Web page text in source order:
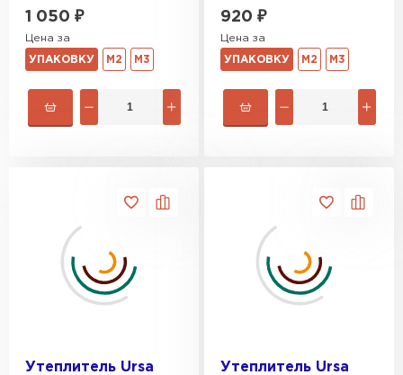
1 050 ₽
Цена за
УПАКОВКУ М2 М3
920 ₽
Цена за
УПАКОВКУ М2 М3
Утеплитель Ursa
Утеплитель Ursa